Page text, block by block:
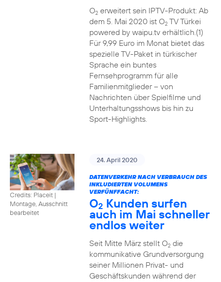
O2erweitert sein IPTV-Produkt: Ab
dem 5. Mai 2020 ist O2TV Türkei
powered by waipu.tv erhältlich.(1)
Für 9,99 Euro im Monat bietet das
spezielle TV-Paket in türkischer
Sprache ein buntes
Fernsehprogramm für alle
Familienmitglieder – von
Nachrichten über Spielfilme und
Unterhaltungsshows bis hin zu
Sport-Highlights.
Credits: Placeit |
Montage, Ausschnitt
bearbeitet
24. April 2020
DATENVERKEHR NACH VERBRAUCH DES
INKLUDIERTEN VOLUMENS
VERFÜNFFACHT:
O2 Kunden surfen
auch im Mai schneller
endlos weiter
Seit Mitte März stellt O2die
kommunikative Grundversorgung
seiner Millionen Privat- und
Geschäftskunden während der